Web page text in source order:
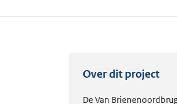
Over dit project
De Van